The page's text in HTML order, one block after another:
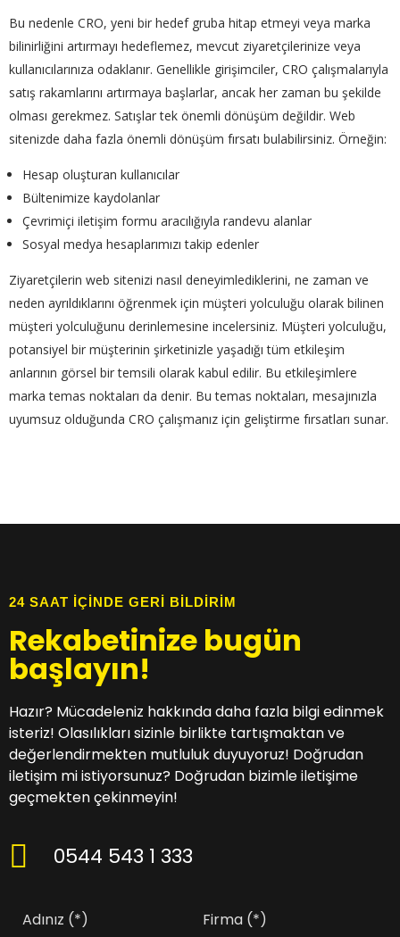
Bu nedenle CRO, yeni bir hedef gruba hitap etmeyi veya marka
bilinirliğini artırmayı hedeflemez, mevcut ziyaretçilerinize veya
kullanıcılarınıza odaklanır. Genellikle girişimciler, CRO çalışmalarıyla
satış rakamlarını artırmaya başlarlar, ancak her zaman bu şekilde
olması gerekmez. Satışlar tek önemli dönüşüm değildir. Web
sitenizde daha fazla önemli dönüşüm fırsatı bulabilirsiniz. Örneğin:
Hesap oluşturan kullanıcılar
Bültenimize kaydolanlar
Çevrimiçi iletişim formu aracılığıyla randevu alanlar
Sosyal medya hesaplarımızı takip edenler
Ziyaretçilerin web sitenizi nasıl deneyimlediklerini, ne zaman ve
neden ayrıldıklarını öğrenmek için müşteri yolculuğu olarak bilinen
müşteri yolculuğunu derinlemesine incelersiniz. Müşteri yolculuğu,
potansiyel bir müşterinin şirketinizle yaşadığı tüm etkileşim
anlarının görsel bir temsili olarak kabul edilir. Bu etkileşimlere
marka temas noktaları da denir. Bu temas noktaları, mesajınızla
uyumsuz olduğunda CRO çalışmanız için geliştirme fırsatları sunar.
24 SAAT İÇİNDE GERİ BİLDİRİM
Rekabetinize bugün
başlayın!
Hazır? Mücadeleniz hakkında daha fazla bilgi edinmek
isteriz! Olasılıkları sizinle birlikte tartışmaktan ve
değerlendirmekten mutluluk duyuyoruz! Doğrudan
iletişim mi istiyorsunuz? Doğrudan bizimle iletişime
geçmekten çekinmeyin!
0544 543 1 333